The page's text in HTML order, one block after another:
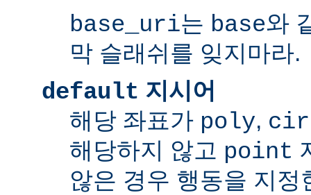
base_uri는 base와
막 슬래쉬를 잊지마라.
default 지시어
해당 좌표가 poly,
해당하지 않고 point
않은 경우 행동을 지